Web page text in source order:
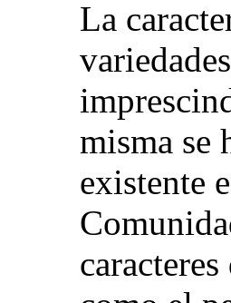
La
misma se
existente